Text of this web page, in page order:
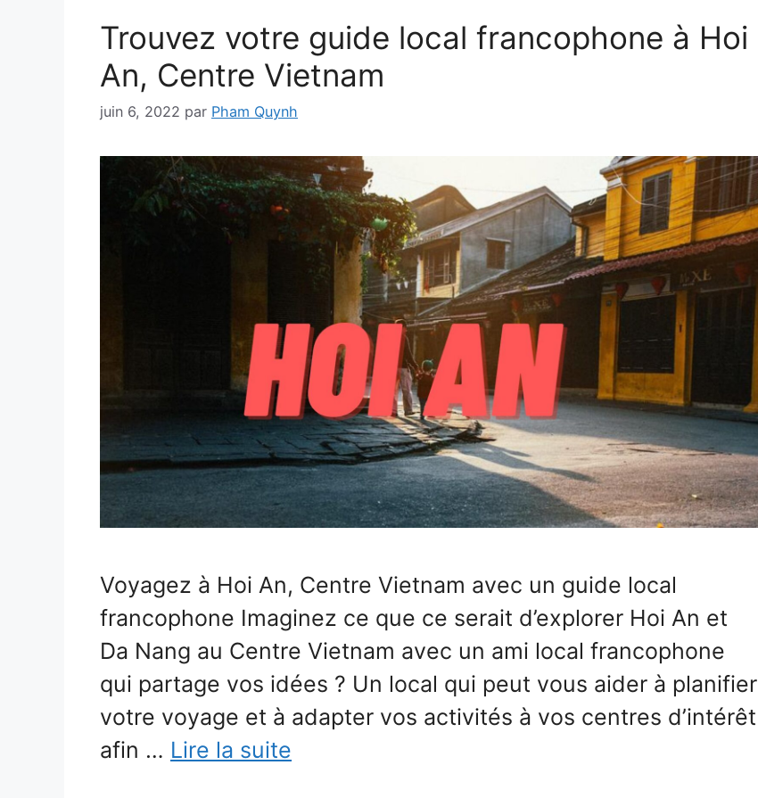
Trouvez votre guide local francophone à Hoi
An, Centre Vietnam
juin 6, 2022 par Pham Quynh
Voyagez à Hoi An, Centre Vietnam avec un guide local
francophone Imaginez ce que ce serait d’explorer Hoi An et
Da Nang au Centre Vietnam avec un ami local francophone
qui partage vos idées ? Un local qui peut vous aider à planifier
votre voyage et à adapter vos activités à vos centres d’intérêt
afin … Lire la suite